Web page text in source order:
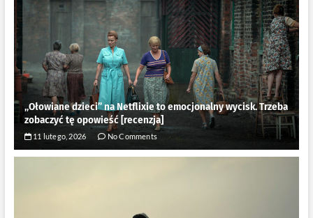
„Ołowiane dzieci” na Netflixie to emocjonalny wycisk. Trzeba
zobaczyć tę opowieść [recenzja]
11 lutego, 2026 No Comments